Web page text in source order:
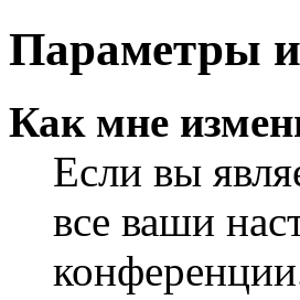
Параметры и
Как мне
Если вы
все ваши